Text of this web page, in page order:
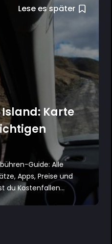
Lese es später
Karte
Guide: Alle
Apps, Preise und
du Kostenfallen...